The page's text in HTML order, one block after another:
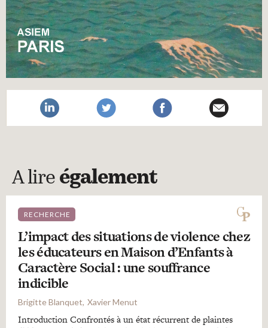
A lire également
RECHERCHE
L’impact des situations de violence chez
les éducateurs en Maison d’Enfants à
Caractère Social : une souffrance
indicible
Brigitte Blanquet Xavier Menut
Introduction Confrontés à un état récurrent de plaintes